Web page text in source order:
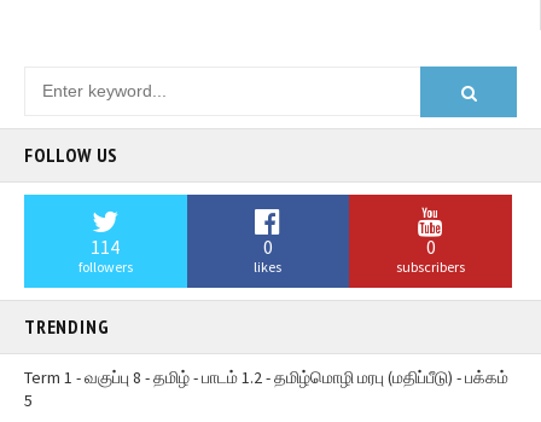
FOLLOW US
114
followers
0
likes
0
subscribers
TRENDING
Term 1 - வகுப்பு 8 - தமிழ் - பாடம் 1.2 - தமிழ்மொழி மரபு (மதிப்பீடு) - பக்கம்
5